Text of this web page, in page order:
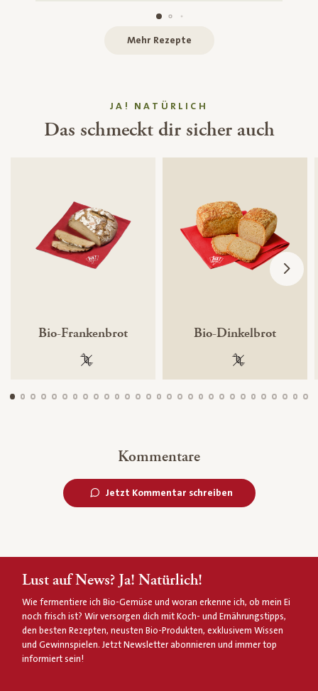
Mehr Rezepte
JA! NATÜRLICH
Das schmeckt dir sicher auch
Bio-Frankenbrot
100 % gentechnikfrei
Bio-Dinkelbrot
100 %
Kommentare
Jetzt Kommentar schreiben
Lust auf News? Ja! Natürlich!
Wie fermentiere ich Bio-Gemüse und woran erkenne ich, ob mein Ei
noch frisch ist? Wir versorgen dich mit Koch- und Ernährungstipps,
den besten Rezepten, neusten Bio-Produkten, exklusivem Wissen
und Gewinnspielen. Jetzt Newsletter abonnieren und immer top
informiert sein!